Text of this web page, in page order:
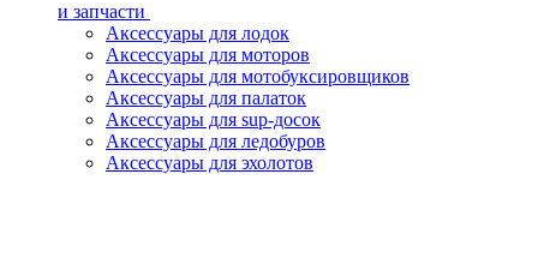
и запчасти
Аксессуары для лодок
Аксессуары для моторов
Аксессуары для мотобуксировщиков
Аксессуары для палаток
Аксессуары для sup-досок
Аксессуары для ледобуров
Аксессуары для эхолотов